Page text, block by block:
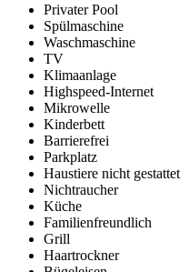
Privater Pool
Spülmaschine
Waschmaschine
TV
Klimaanlage
Highspeed-Internet
Mikrowelle
Kinderbett
Barrierefrei
Parkplatz
Haustiere nicht gestattet
Nichtraucher
Küche
Familienfreundlich
Grill
Haartrockner